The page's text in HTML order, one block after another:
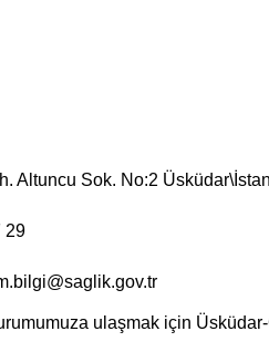
Altuncu Sok. No:2
29
ulaşmak için